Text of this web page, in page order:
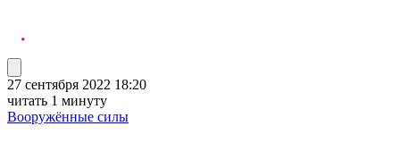
27 сентября 2022 18:20
читать 1 минуту
Вооружённые силы